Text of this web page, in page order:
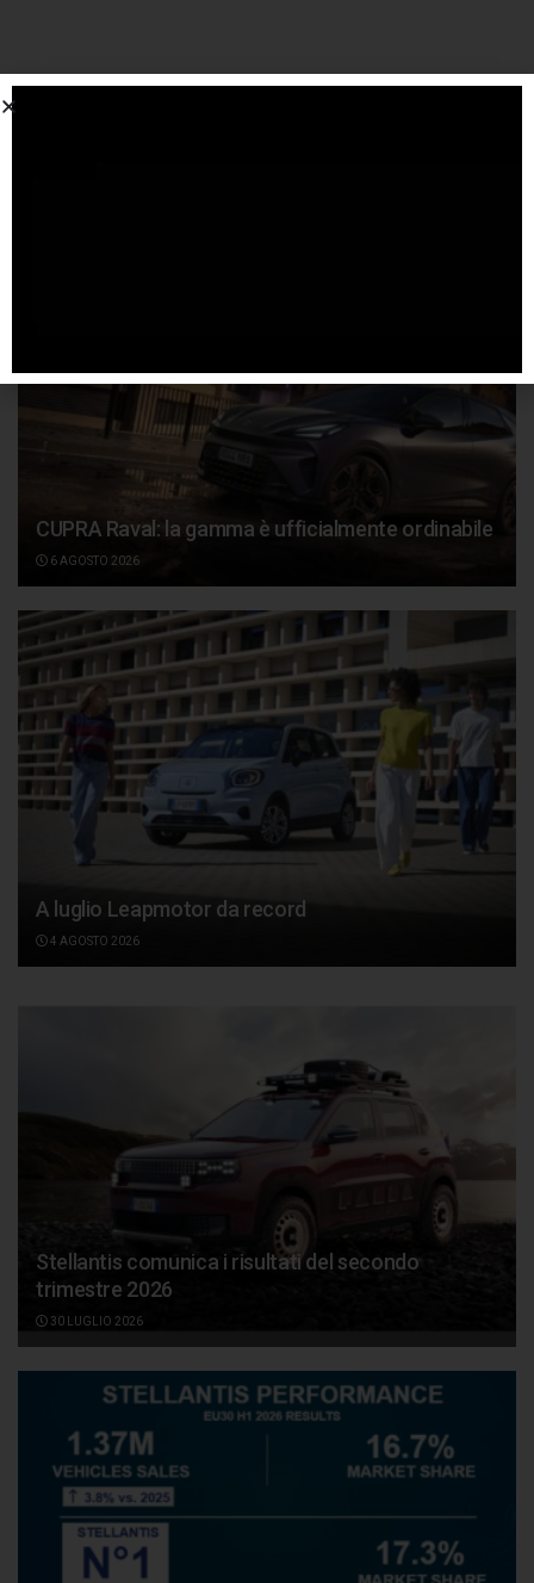
CUPRA Raval: la gamma è ufficialmente ordinabile
6 AGOSTO 2026
A luglio Leapmotor da record
4 AGOSTO 2026
Stellantis comunica i risultati del secondo
trimestre 2026
30 LUGLIO 2026